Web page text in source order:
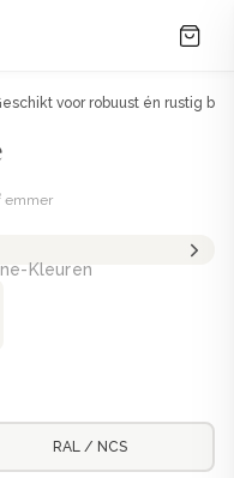
voor robuust én rustig
emmer
Kleuren
RAL / NCS